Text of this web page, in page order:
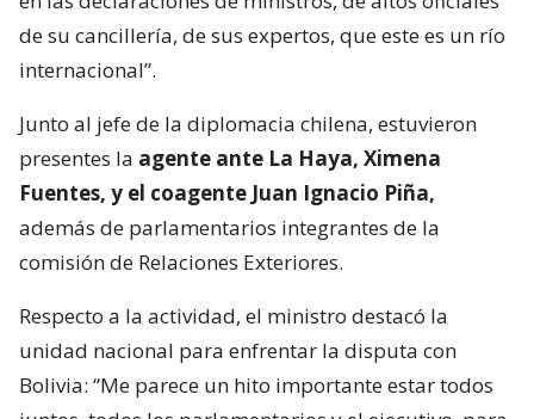
de su cancillería, de sus expertos, que este es un río
internacional”.
Junto al jefe de la diplomacia chilena, estuvieron
presentes la agente ante La Haya, Ximena
Fuentes, y el coagente Juan Ignacio Piña,
además de parlamentarios integrantes de la
comisión de Relaciones Exteriores.
Respecto a la actividad, el ministro destacó la
unidad nacional para enfrentar la disputa con
Bolivia: “Me parece un hito importante estar todos